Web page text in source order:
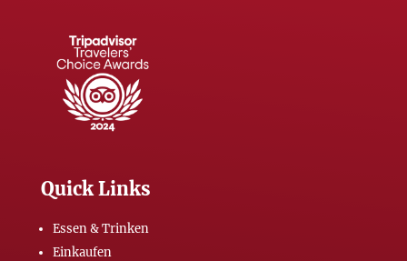
Quick Links
Essen & Trinken
Einkaufen